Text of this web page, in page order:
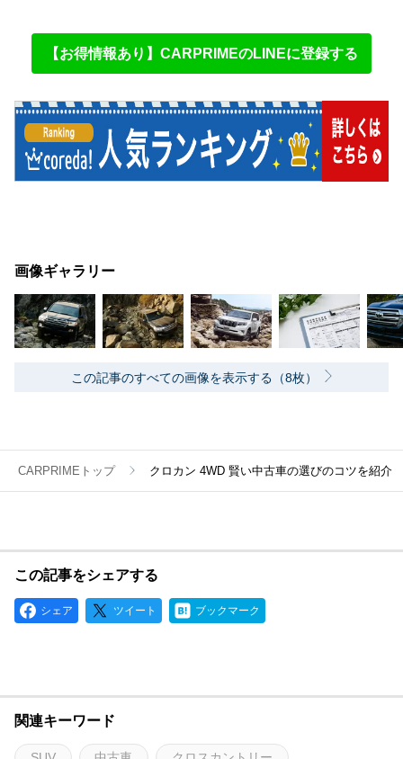
【お得情報あり】CARPRIMEのLINEに登録する
画像ギャラリー
この記事のすべての画像を表示する（8枚）
CARPRIMEトップ クロカン 4WD 賢い中古車の選びのコツを紹介
この記事をシェアする
シェア ツイート ブックマーク
関連キーワード